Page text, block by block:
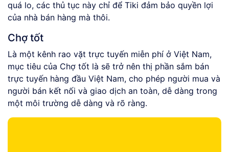
quá lo, các thủ tục này chỉ để Tiki đảm bảo quyền lợi
của nhà bán hàng mà thôi.
Chợ tốt
Là một kênh rao vặt trực tuyến miễn phí ở Việt Nam,
mục tiêu của Chợ tốt là sẽ trở nên thị phần sắm bán
trực tuyến hàng đầu Việt Nam, cho phép người mua và
người bán kết nối và giao dịch an toàn, dễ dàng trong
một môi trường dễ dàng và rõ ràng.